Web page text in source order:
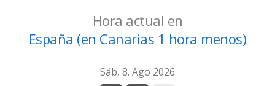
Hora actual en
España (en Canarias 1 hora menos)